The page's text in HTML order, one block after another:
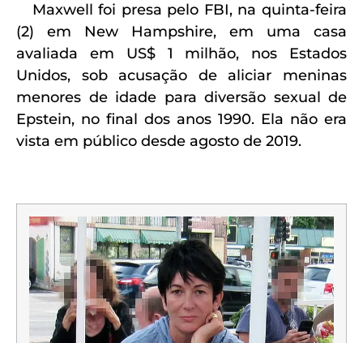
Maxwell foi presa pelo FBI, na quinta-feira
(2) em New Hampshire, em uma casa
avaliada em US$ 1 milhão, nos Estados
Unidos, sob acusação de aliciar meninas
menores de idade para diversão sexual de
Epstein, no final dos anos 1990. Ela não era
vista em público desde agosto de 2019.